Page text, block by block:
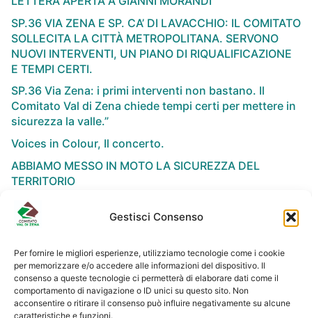
Gestisci Consenso
Per fornire le migliori esperienze, utilizziamo tecnologie come i cookie
per memorizzare e/o accedere alle informazioni del dispositivo. Il
consenso a queste tecnologie ci permetterà di elaborare dati come il
comportamento di navigazione o ID unici su questo sito. Non
acconsentire o ritirare il consenso può influire negativamente su alcune
caratteristiche e funzioni.
SP.36 VIA ZENA E SP. CA’ DI LAVACCHIO: IL COMITATO
SOLLECITA LA CITTÀ METROPOLITANA. SERVONO
NUOVI INTERVENTI, UN PIANO DI RIQUALIFICAZIONE
E TEMPI CERTI.
SP.36 Via Zena: i primi interventi non bastano. Il
Comitato Val di Zena chiede tempi certi per mettere in
sicurezza la valle.”
Voices in Colour, Il concerto.
ABBIAMO MESSO IN MOTO LA SICUREZZA DEL
TERRITORIO
NEWSLETTER